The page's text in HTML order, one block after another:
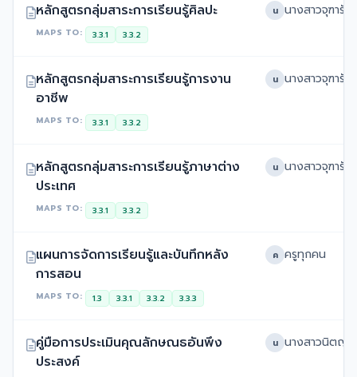
หลักสูตรกลุ่มสาระการเรียนรู้ศิลปะ
MAPS TO: 3.3.1 3.3.2
น
หลักสูตรกลุ่มสาระการเรียนรู้การงาน
อาชีพ
MAPS TO: 3.3.1 3.3.2
น
หลักสูตรกลุ่มสาระการเรียนรู้ภาษาต่าง
ประเทศ
MAPS TO: 3.3.1 3.3.2
น
แผนการจัดการเรียนรู้และบันทึกหลัง
การสอน
MAPS TO: 1.3 3.3.1 3.3.2 3.3.3
ค ครูทุกคน
คู่มือการประเมินคุณลักษณธอันพึง
ประสงค์
น